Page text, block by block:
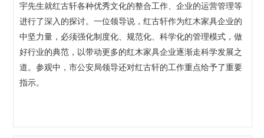
宇先生就红古轩各种优秀文化的整合工作、企业的运营管理等
进行了深入的探讨。一位领导说，红古轩作为红木家具企业的
中坚力量，必须强化制度化、规范化、科学化的管理模式，做
好行业的典范，以带动更多的红木家具企业逐渐走科学发展之
道。参观中，市公安局领导还对红古轩的工作重点给予了重要
指示。